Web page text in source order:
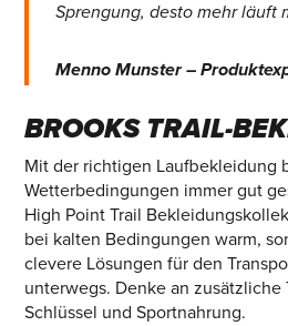
Sprengung, desto mehr läuft
Menno Munster –
BROOKS TRAIL-
Mit der richtigen Laufbekleidung
Wetterbedingungen immer gut
High Point Trail
bei kalten Bedingungen warm,
clevere Lösungen für den
unterwegs. Denke an zusätzliche
Schlüssel und Sportnahrung.